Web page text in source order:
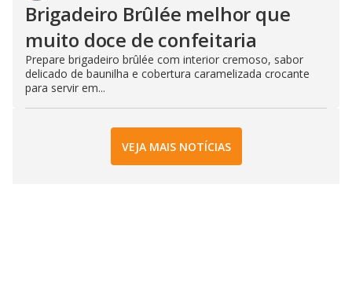
Brigadeiro Brûlée melhor que
muito doce de confeitaria
Prepare brigadeiro brûlée com interior cremoso, sabor
delicado de baunilha e cobertura caramelizada crocante
para servir em...
VEJA MAIS NOTÍCIAS